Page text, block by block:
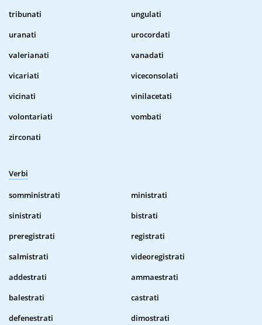
tribunati
ungulati
uranati
urocordati
valerianati
vanadati
vicariati
viceconsolati
vicinati
vinilacetati
volontariati
vombati
zirconati
Verbi
somministrati
ministrati
sinistrati
bistrati
preregistrati
registrati
salmistrati
videoregistrati
addestrati
ammaestrati
balestrati
castrati
defenestrati
dimostrati